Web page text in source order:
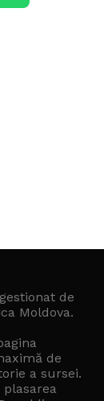
de
Moldova.
de
a sursei.